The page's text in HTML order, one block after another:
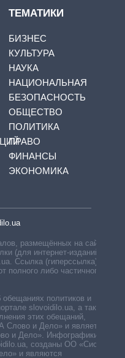
ТЕМАТИКИ
БИЗНЕС
КУЛЬТУРА
НАУКА
НАЦИОНАЛЬНАЯ
БЕЗОПАСНОСТЬ
ОБЩЕСТВО
ПОЛИТИКА
ПРАВО
ФИНАНСЫ
ЭКОНОМИКА
размещённых на сайте,
(для интернет-изданий —
Ссылка (гиперссылка)
полного либо частичного
политиков и
slovoidilo.ua, а также
этих обещаний,
и Дело» и является
и Дело». Инфографики,
созданы ОО «Система
и являются